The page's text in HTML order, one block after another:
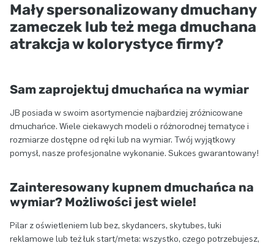
Mały spersonalizowany dmuchany
zameczek lub też mega dmuchana
atrakcja w kolorystyce firmy?
Sam zaprojektuj dmuchańca na wymiar
JB posiada w swoim asortymencie najbardziej zróżnicowane
dmuchańce. Wiele ciekawych modeli o różnorodnej tematyce i
rozmiarze dostępne od ręki lub na wymiar. Twój wyjątkowy
pomysł, nasze profesjonalne wykonanie. Sukces gwarantowany!
Zainteresowany kupnem dmuchańca na
wymiar? Możliwości jest wiele!
Pilar z oświetleniem lub bez, skydancers, skytubes, łuki
reklamowe lub też łuk start/meta: wszystko, czego potrzebujesz,